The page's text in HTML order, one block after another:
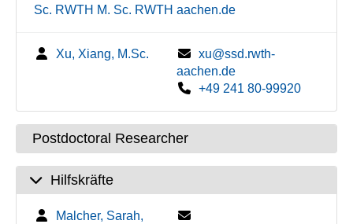
Sc. RWTH M. Sc. RWTH aachen.de
Xu, Xiang, M.Sc.
xu@ssd.rwth-
aachen.de
+49 241 80-99920
Postdoctoral Researcher
Hilfskräfte
Malcher, Sarah,